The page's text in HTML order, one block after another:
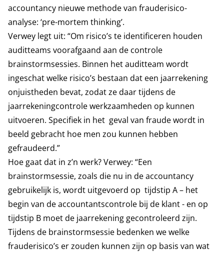
accountancy nieuwe methode van frauderisico-
analyse: ‘pre-mortem thinking’.
Verwey legt uit: “Om risico’s te identificeren houden
auditteams voorafgaand aan de controle
brainstormsessies. Binnen het auditteam wordt
ingeschat welke risico’s bestaan dat een jaarrekening
onjuistheden bevat, zodat ze daar tijdens de
jaarrekeningcontrole werkzaamheden op kunnen
uitvoeren. Specifiek in het geval van fraude wordt in
beeld gebracht hoe men zou kunnen hebben
gefraudeerd.”
Hoe gaat dat in z’n werk? Verwey: “Een
brainstormsessie, zoals die nu in de accountancy
gebruikelijk is, wordt uitgevoerd op tijdstip A – het
begin van de accountantscontrole bij de klant - en op
tijdstip B moet de jaarrekening gecontroleerd zijn.
Tijdens de brainstormsessie bedenken we welke
frauderisico’s er zouden kunnen zijn op basis van wat